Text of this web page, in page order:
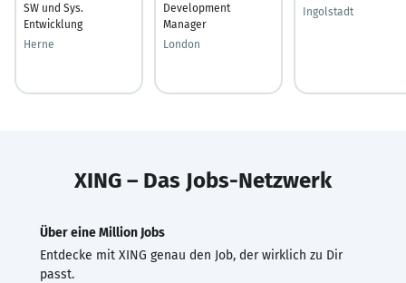
SW und Sys.
Entwicklung
Herne
Development
Manager
London
Ingolstadt
XING – Das Jobs-Netzwerk
Über eine Million Jobs
Entdecke mit XING genau den Job, der wirklich zu Dir
passt.